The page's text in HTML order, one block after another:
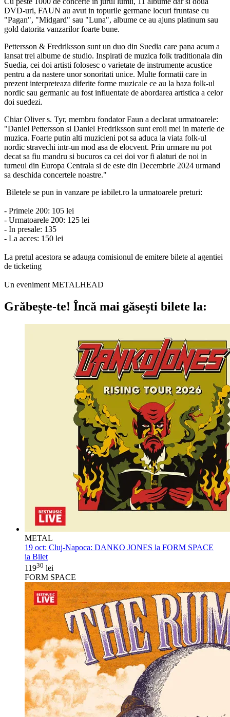
DVD-uri, FAUN au avut in topurile germane locuri fruntase cu
"Pagan", "Midgard" sau "Luna", albume ce au ajuns platinum sau
gold datorita vanzarilor foarte bune.
Pettersson & Fredriksson sunt un duo din Suedia care pana acum a
lansat trei albume de studio. Inspirati de muzica folk traditionala din
Suedia, cei doi artisti folosesc o varietate de instrumente acustice
pentru a da nastere unor sonoritati unice. Multe formatii care in
prezent interpreteaza diferite forme muzicale ce au la baza folk-ul
nordic sau germanic au fost influentate de abordarea artistica a celor
doi suedezi.
Chiar Oliver s. Tyr, membru fondator Faun a declarat urmatoarele:
"Daniel Pettersson si Daniel Fredriksson sunt eroii mei in materie de
muzica. Foarte putin alti muzicieni pot sa aduca la viata folk-ul
nordic stravechi intr-un mod asa de elocvent. Prin urmare nu pot
decat sa fiu mandru si bucuros ca cei doi vor fi alaturi de noi in
turneul din Europa Centrala si de este din Decembrie 2024 urmand
sa deschida concertele noastre."
Biletele se pun in vanzare pe iabilet.ro la urmatoarele preturi:
- Primele 200: 105 lei
- Urmatoarele 200: 125 lei
- In presale: 135
- La acces: 150 lei
La pretul acestora se adauga comisionul de emitere bilete al agentiei
de ticketing
Un eveniment METALHEAD
Grăbește-te! Încă mai găsești bilete la:
METAL
19 oct: Cluj-Napoca: DANKO JONES la FORM SPACE
ia Bilet
11930 lei
FORM SPACE